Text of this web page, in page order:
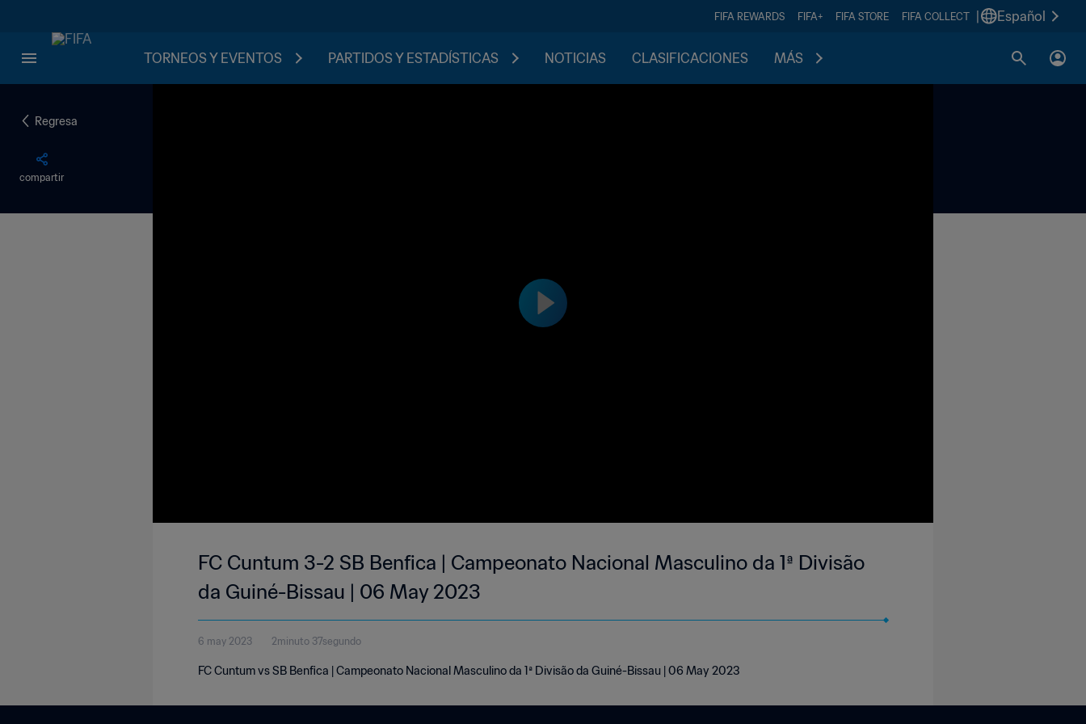
FIFA REWARDS FIFA+ FIFA STORE FIFA COLLECT Español
TORNEOS Y EVENTOS PARTIDOS Y ESTADÍSTICAS NOTICIAS CLASIFICACIONES MÁS
Regresa
compartir
FC Cuntum 3-2 SB Benfica | Campeonato Nacional Masculino da 1ª Divisão
da Guiné-Bissau | 06 May 2023
6 may 2023 2minuto 37segundo
FC Cuntum vs SB Benfica | Campeonato Nacional Masculino da 1ª Divisão da Guiné-Bissau | 06 May 2023